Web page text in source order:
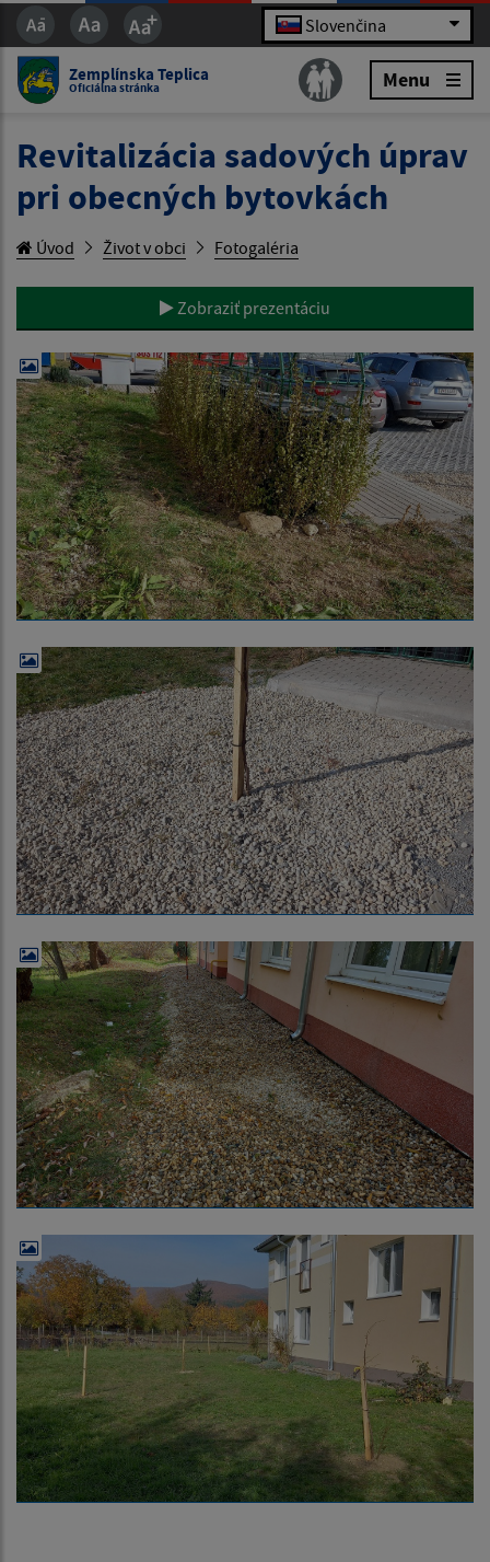
Slovenčina
Zemplínska Teplica
Oficiálna stránka Menu
Revitalizácia sadových úprav
pri obecných bytovkách
Úvod Život v obci Fotogaléria
Zobraziť prezentáciu